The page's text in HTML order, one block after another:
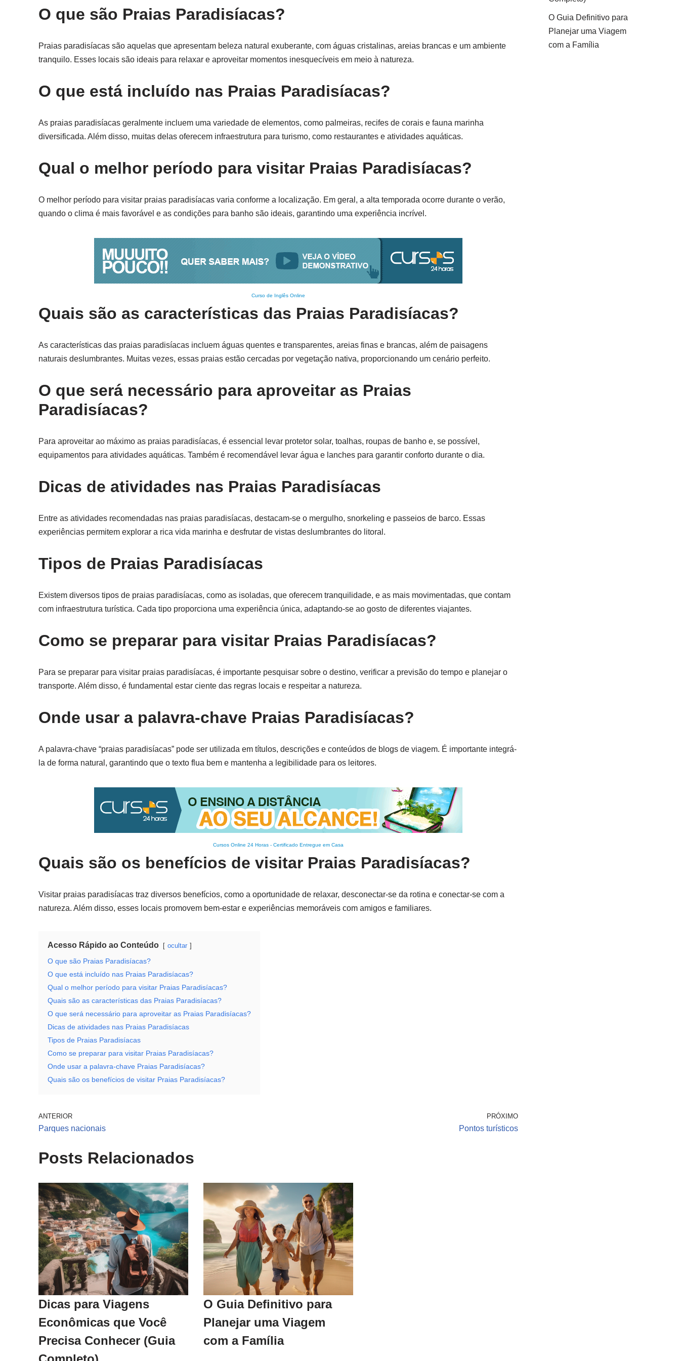
O que são Praias Paradisíacas?
Praias paradisíacas são aquelas que apresentam beleza natural exuberante, com águas cristalinas, areias brancas e um ambiente
tranquilo. Esses locais são ideais para relaxar e aproveitar momentos inesquecíveis em meio à natureza.
O que está incluído nas Praias Paradisíacas?
As praias paradisíacas geralmente incluem uma variedade de elementos, como palmeiras, recifes de corais e fauna marinha
diversificada. Além disso, muitas delas oferecem infraestrutura para turismo, como restaurantes e atividades aquáticas.
Qual o melhor período para visitar Praias Paradisíacas?
O melhor período para visitar praias paradisíacas varia conforme a localização. Em geral, a alta temporada ocorre durante o verão,
quando o clima é mais favorável e as condições para banho são ideais, garantindo uma experiência incrível.
Curso de Inglês Online
Quais são as características das Praias Paradisíacas?
As características das praias paradisíacas incluem águas quentes e transparentes, areias finas e brancas, além de paisagens
naturais deslumbrantes. Muitas vezes, essas praias estão cercadas por vegetação nativa, proporcionando um cenário perfeito.
O que será necessário para aproveitar as Praias
Paradisíacas?
Para aproveitar ao máximo as praias paradisíacas, é essencial levar protetor solar, toalhas, roupas de banho e, se possível,
equipamentos para atividades aquáticas. Também é recomendável levar água e lanches para garantir conforto durante o dia.
Dicas de atividades nas Praias Paradisíacas
Entre as atividades recomendadas nas praias paradisíacas, destacam-se o mergulho, snorkeling e passeios de barco. Essas
experiências permitem explorar a rica vida marinha e desfrutar de vistas deslumbrantes do litoral.
Tipos de Praias Paradisíacas
Existem diversos tipos de praias paradisíacas, como as isoladas, que oferecem tranquilidade, e as mais movimentadas, que contam
com infraestrutura turística. Cada tipo proporciona uma experiência única, adaptando-se ao gosto de diferentes viajantes.
Como se preparar para visitar Praias Paradisíacas?
Para se preparar para visitar praias paradisíacas, é importante pesquisar sobre o destino, verificar a previsão do tempo e planejar o
transporte. Além disso, é fundamental estar ciente das regras locais e respeitar a natureza.
Onde usar a palavra-chave Praias Paradisíacas?
A palavra-chave “praias paradisíacas” pode ser utilizada em títulos, descrições e conteúdos de blogs de viagem. É importante integrá-
la de forma natural, garantindo que o texto flua bem e mantenha a legibilidade para os leitores.
Cursos Online 24 Horas- Certificado Entregue em Casa
Quais são os benefícios de visitar Praias Paradisíacas?
Visitar praias paradisíacas traz diversos benefícios, como a oportunidade de relaxar, desconectar-se da rotina e conectar-se com a
natureza. Além disso, esses locais promovem bem-estar e experiências memoráveis com amigos e familiares.
Acesso Rápido ao Conteúdo ocultar
O que são Praias Paradisíacas?
O que está incluído nas Praias Paradisíacas?
Qual o melhor período para visitar Praias Paradisíacas?
Quais são as características das Praias Paradisíacas?
O que será necessário para aproveitar as Praias Paradisíacas?
Dicas de atividades nas Praias Paradisíacas
Tipos de Praias Paradisíacas
Como se preparar para visitar Praias Paradisíacas?
Onde usar a palavra-chave Praias Paradisíacas?
Quais são os benefícios de visitar Praias Paradisíacas?
ANTERIOR
Parques nacionais
PRÓXIMO
Pontos turísticos
Posts Relacionados
Dicas para Viagens
Econômicas que Você
Precisa Conhecer (Guia
O Guia Definitivo para
Planejar uma Viagem
com a Família
O Guia Definitivo para
Planejar uma Viagem
com a Família